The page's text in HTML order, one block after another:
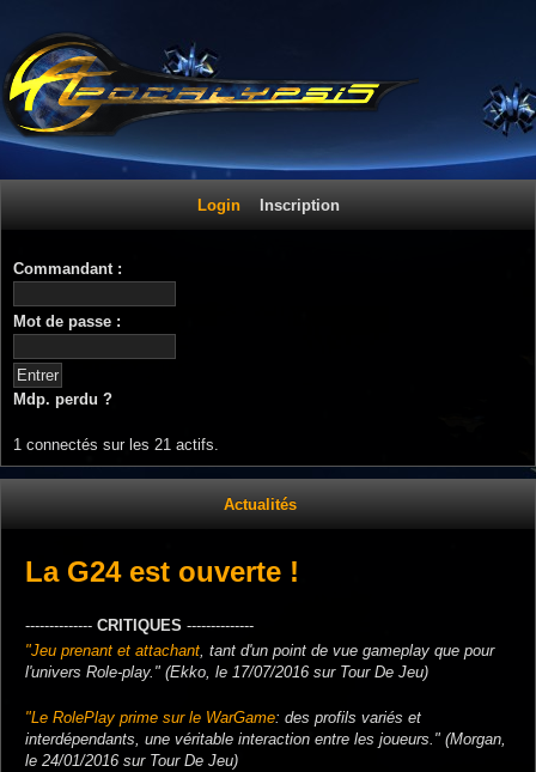
Login Inscription
Commandant :
Mot de passe :
Mdp. perdu ?
1 connectés sur les 21 actifs.
Actualités
La G24 est ouverte !
-------------- CRITIQUES --------------
"Jeu prenant et attachant , tant d'un point de vue gameplay que pour
l'univers Role-play." (Ekko, le 17/07/2016 sur Tour De Jeu)
"Le RolePlay prime sur le WarGame: des profils variés et
interdépendants, une véritable interaction entre les joueurs." (Morgan,
le 24/01/2016 sur Tour De Jeu)